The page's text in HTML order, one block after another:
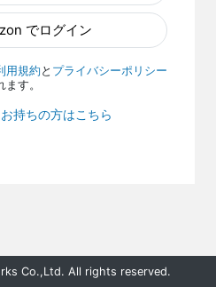
でログイン
用規約 と プライバシーポリシー
す。
持ちの方はこちら
Co.,Ltd. All rights reserved.